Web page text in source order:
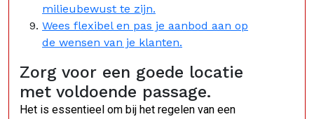
milieubewust te zijn.
Wees flexibel en pas je aanbod aan op
de wensen van je klanten.
Zorg voor een goede locatie
met voldoende passage.
Het is essentieel om bij het regelen van een